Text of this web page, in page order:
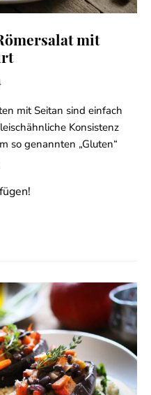
mit
mit Seitan sind einfach
Konsistenz
so genannten „Gluten“